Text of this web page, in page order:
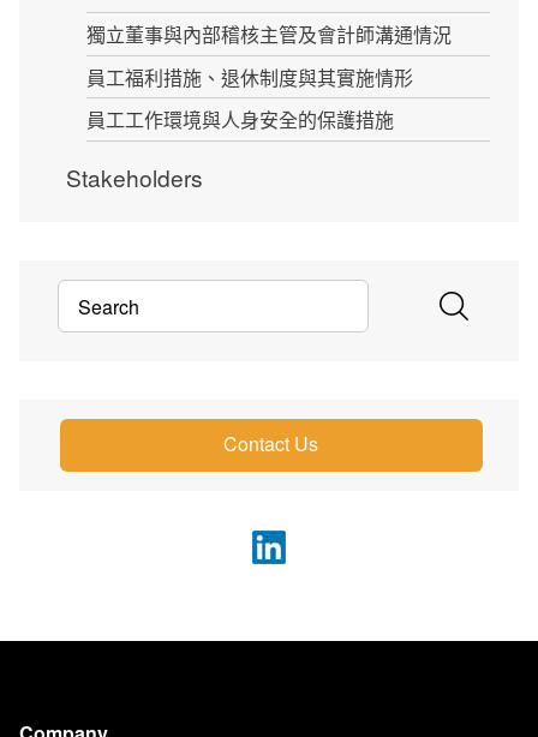
獨立董事與內部稽核主管及會計師溝通情況
員工福利措施、退休制度與其實施情形
員工工作環境與人身安全的保護措施
Stakeholders
Contact Us